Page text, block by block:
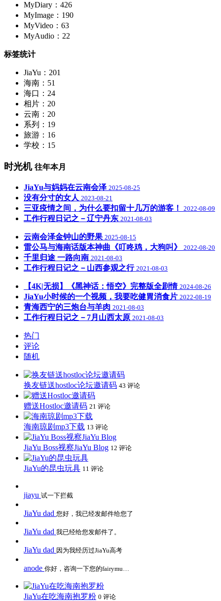
MyDiary：426
MyImage：190
MyVideo：63
MyAudio：22
标签统计
JiaYu：201
海南：51
海口：24
相片：20
云南：20
系列：19
旅游：16
学校：15
时光机 往年本月
JiaYu与妈妈在云南会泽 2025-08-25
没有分寸的女人 2023-08-21
三亚疫情之间，为什么要扣留十几万的游客！ 2022-08-09
工作行程日记之－辽宁丹东 2021-08-03
云南会泽金钟山的野果 2025-08-15
雷公马与海南话版本神曲《叮咚鸡，大狗叫》 2022-08-20
千里归途 一路向南 2021-08-03
工作行程日记之－山西参观之行 2021-08-03
【4K|无损】《黑神话：悟空》完整版全剧情 2024-08-26
JiaYu小时候的一个视频，我要吃健胃消食片 2022-08-19
青海西宁的三炮台与羊肉 2021-08-03
工作行程日记之－7月山西太原 2021-08-03
热门
评论
随机
换友链送hostloc论坛邀请码 43 评论
赠送Hostloc邀请码 21 评论
海南琼剧mp3下载 13 评论
JiaYu Boss视察JiaYu Blog 12 评论
JiaYu的昆虫玩具 11 评论
jiayu 试一下拦截
JiaYu dad 您好，我已经发邮件给您了
JiaYu dad 我已经给您发邮件了。
JiaYu dad 因为我经历过JiaYu高考
anode 你好，咨询一下您的fairymu…
JiaYu在吃海南抱罗粉 0 评论